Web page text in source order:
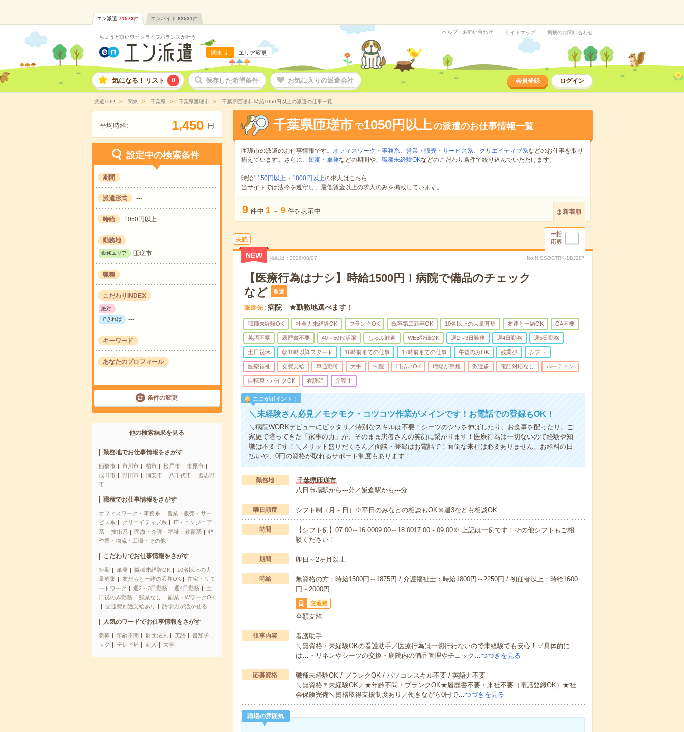
エン派遣 71573件 エンバイト 82531件
ちょうど良いワークライフバランスが叶う
関東版 エリア変更
ヘルプ・お問い合わせ サイトマップ 掲載のお問い合わせ
気になる！リスト 0 保存した希望条件 お気に入りの派遣会社 会員登録 ログイン
派遣TOP 関東 千葉県 千葉県匝瑳市 千葉県匝瑳市 時給1050円以上の派遣の仕事一覧
平均時給: 1,450 円
設定中の検索条件
期間 ---
派遣形式 ---
時給 1050円以上
勤務地
勤務エリア 匝瑳市
職種 ---
こだわりINDEX
絶対 ---
できれば ---
キーワード ---
あなたのプロフィール
---
条件の変更
他の検索結果を見る
勤務地でお仕事情報をさがす
船橋市 市川市 柏市 松戸市
市原市
成田市
野田市 浦安市 八千代市
習志野
市
職種でお仕事情報をさがす
オフィスワーク・事務系
営業・販売・サー
ビス系
クリエイティブ系
IT・エンジニア
系
技術系 医療・介護・福祉・教育系
軽
作業・物流・工場・その他
こだわりでお仕事情報をさがす
短期 単発 職種未経験OK
10名以上の大
量募集
友だちと一緒の応募OK
在宅・リモ
ートワーク
週2～3日勤務 週4日勤務
土
日祝のみ勤務
残業なし
副業・WワークOK
交通費別途支給あり
語学力が活かせる
人気のワードでお仕事情報をさがす
急募 年齢不問 財団法人 英語
書類チェ
ック
テレビ局 封入 大学
千葉県匝瑳市 で1050円以上の派遣のお仕事情報一覧
匝瑳市の派遣のお仕事情報です。 オフィスワーク・事務系、 営業・販売・サービス系、 クリエイティブ系などのお仕事を取り
揃えています。さらに、 短期 ・ 単発などの期間や、 職種未経験OKなどのこだわり条件で絞り込んでいただけます。
時給1150円以上・ 1800円以上の求人はこちら
当サイトでは法令を遵守し、最低賃金以上の求人のみを掲載しています。
9 件中 1 ～ 9 件を表示中 新着順
未読
一括
応募
NEW 掲載日 2026/08/07 No.NISSOETRK-1BJ287
【医療行為はナシ】時給1500円！病院で備品のチェック
など
派遣
派遣先 病院 ★勤務地選べます！
職種未経験OK 社会人未経験OK ブランクOK 既卒第二新卒OK 10名以上の大量募集 友達と一緒OK OA不要
英語不要 履歴書不要 40～50代活躍 しゅふ歓迎 WEB登録OK 週2～3日勤務 週4日勤務 週5日勤務
土日祝休 朝10時以降スタート 16時前までの仕事 17時前までの仕事 午後のみOK 残業少 シフト
医療福祉 交費支給 車通勤可 大手 制服 日払いOK 職場が禁煙 派遣多 電話対応なし ルーティン
自転車・バイクOK 看護師 介護士
ここがポイント！
＼未経験さん必見／モクモク・コツコツ作業がメインです！お電話での登録もOK！
＼病院WORKデビューにピッタリ／特別なスキルは不要！シーツのシワを伸ばしたり、お食事を配ったり。ご
家庭で培ってきた「家事の力」が、そのまま患者さんの笑顔に繋がります！医療行為は一切ないので経験や知
識は不要です！＼メリット盛りだくさん／面談・登録はお電話で！面倒な来社は必要ありません。お給料の日
払いや、0円の資格が取れるサポート制度もあります！
勤務地
千葉県匝瑳市
八日市場駅から---分／飯倉駅から---分
曜日頻度 シフト制（月～日）※平日のみなどの相談もOK※週3なども相談OK
時間
【シフト例】07:00～16:0009:00～18:0017:00～09:00※ 上記は一例です！その他シフトもご相
談ください！
期間 即日～2ヶ月以上
時給
無資格の方：時給1500円～1875円 / 介護福祉士：時給1800円～2250円 / 初任者以上：時給1600
円～2000円
交通費
全額支給
仕事内容
看護助手
＼無資格・未経験OKの看護助手／医療行為は一切行わないので未経験でも安心！▽具体的に
は…・リネンやシーツの交換・病院内の備品管理やチェック…つづきを見る
応募資格
職種未経験OK / ブランクOK / パソコンスキル不要 / 英語力不要
＼無資格＊未経験OK／★年齢不問・ブランクOK★履歴書不要・来社不要（電話登録OK）★社
会保険完備＼資格取得支援制度あり／働きながら0円で…つづきを見る
職場の雰囲気